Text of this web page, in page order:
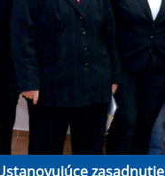
zasadnutie